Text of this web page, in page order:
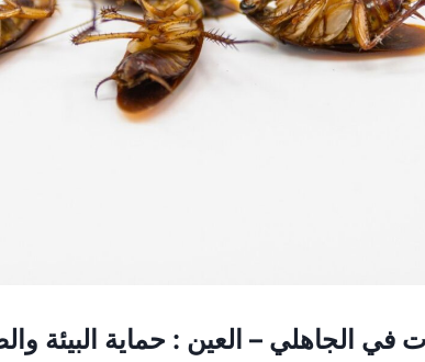
في الجاهلي – العين : حماية البيئة